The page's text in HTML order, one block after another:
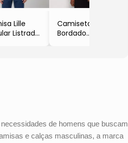
de homens que buscam
e calças masculinas, a marca
Lille
Listrada
Camiseta Com
Bordado